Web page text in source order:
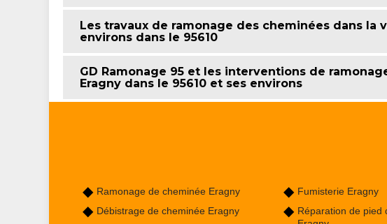
Les travaux de ramonage des cheminées dans la
environs dans le 95610
GD Ramonage 95 et les interventions de
Eragny dans le 95610 et ses environs
Ramonage de cheminée Eragny
Débistrage de cheminée Eragny
Fumisterie Eragny
Réparation de pied